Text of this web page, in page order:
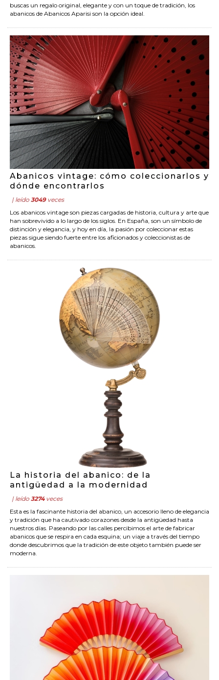
buscas un regalo original, elegante y con un toque de tradición, los
abanicos de Abanicos Aparisi son la opción ideal.
Abanicos vintage: cómo coleccionarlos y
dónde encontrarlos
| leído 3049veces
Los abanicos vintage son piezas cargadas de historia, cultura y arte que
han sobrevivido a lo largo de los siglos. En España, son un símbolo de
distinción y elegancia, y hoy en día, la pasión por coleccionar estas
piezas sigue siendo fuerte entre los aficionados y coleccionistas de
abanicos.
La historia del abanico: de la
antigüedad a la modernidad
| leído 3274veces
Esta es la fascinante historia del abanico, un accesorio lleno de elegancia
y tradición que ha cautivado corazones desde la antigüedad hasta
nuestros días. Paseando por las calles percibimos el arte de fabricar
abanicos que se respira en cada esquina; un viaje a través del tiempo
donde descubrimos que la tradición de este objeto también puede ser
moderna.